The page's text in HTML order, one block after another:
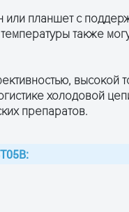
планшет с
также
высокой
холодовой
препаратов.